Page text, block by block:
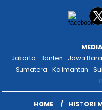
Jakarta Banten Jawa
Sumatera Kalimantan
HOME HISTORI